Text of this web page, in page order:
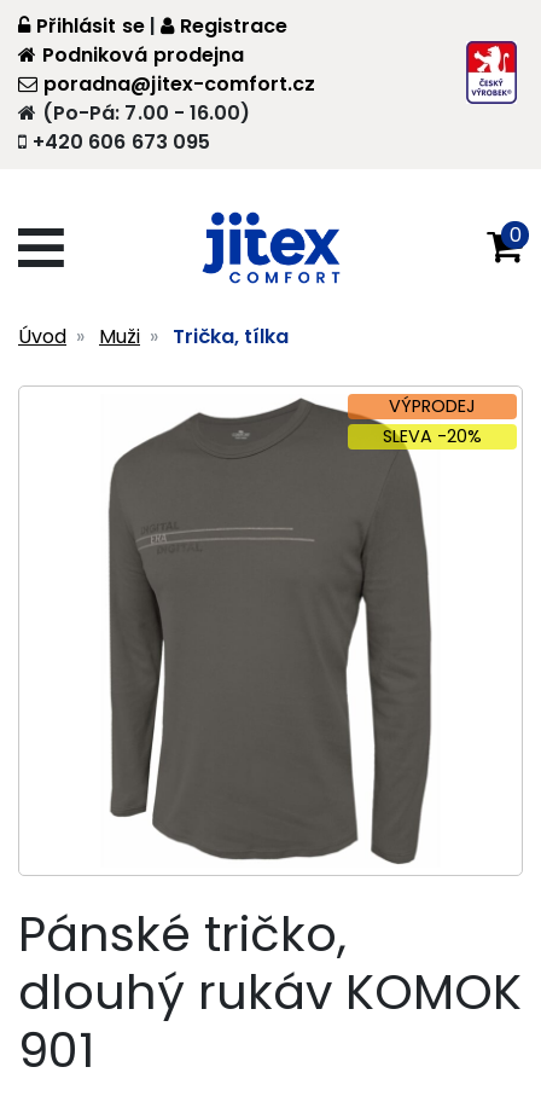
+420 606 673 095
(Po-Pá: 7.00 - 16.00)
poradna@jitex-comfort.cz
Přihlásit se |
Registrace
Podniková prodejna
0
Úvod Muži Trička, tílka
VÝPRODEJ
SLEVA -20%
Pánské tričko,
dlouhý rukáv KOMOK
901